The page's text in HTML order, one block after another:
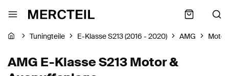
Tuningteile E-Klasse S213 (2016 - 2020) AMG Motor
AMG E-Klasse S213 Motor &